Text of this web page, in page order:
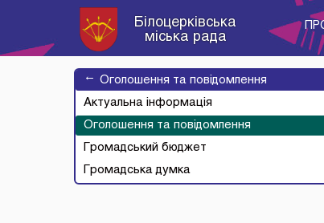
Білоцерківська
міська рада
→ Оголошення та повідомлення
Актуальна інформація
Оголошення та повідомлення
Громадський бюджет
Громадська думка